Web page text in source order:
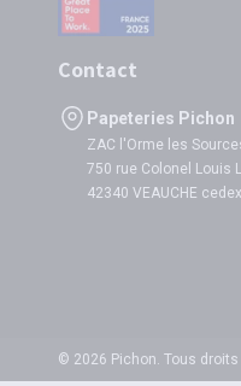
Contact
Papeteries Pichon
ZAC l'Orme les
750 rue Colonel Louis
42340 VEAUCHE cedex
© 2026 Pichon. Tous